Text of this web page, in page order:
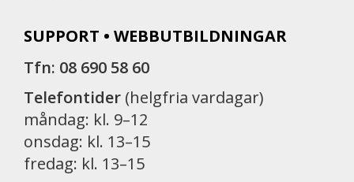
SUPPORT • WEBBUTBILDNINGAR
Tfn: 08 690 58 60
Telefontider (helgfria vardagar)
måndag: kl. 9–12
onsdag: kl. 13–15
fredag: kl. 13–15